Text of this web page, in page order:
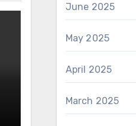
June 2025
May 2025
April 2025
March 2025